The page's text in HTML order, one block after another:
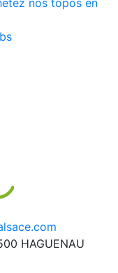
nos topos en
HAGUENAU